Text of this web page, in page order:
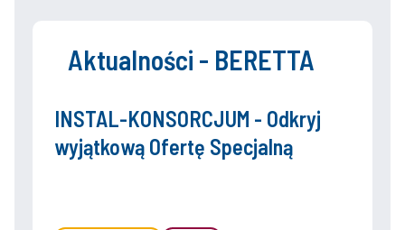
Aktualności - BERETTA
INSTAL-KONSORCJUM - Odkryj
wyjątkową Ofertę Specjalną